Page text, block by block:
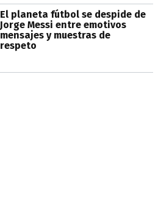
El planeta fútbol se despide de
Jorge Messi entre emotivos
mensajes y muestras de
respeto